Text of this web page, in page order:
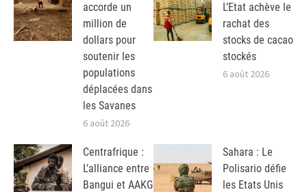
accorde un
million de
dollars pour
soutenir les
populations
déplacées dans
les Savanes
6 août 2026
L’Etat achève le
rachat des
stocks de cacao
stockés
6 août 2026
Centrafrique :
L’alliance entre
Bangui et AAKG
Sahara : Le
Polisario défie
les Etats Unis